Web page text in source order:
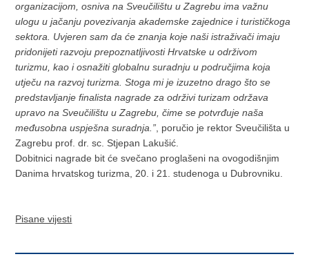
organizacijom, osniva na Sveučilištu u Zagrebu ima važnu
ulogu u jačanju povezivanja akademske zajednice i turističkoga
sektora. Uvjeren sam da će znanja koje naši istraživači imaju
pridonijeti razvoju prepoznatljivosti Hrvatske u održivom
turizmu, kao i osnažiti globalnu suradnju u područjima koja
utječu na razvoj turizma. Stoga mi je izuzetno drago što se
predstavljanje finalista nagrade za održivi turizam održava
upravo na Sveučilištu u Zagrebu, čime se potvrđuje naša
međusobna uspješna suradnja.”, poručio je rektor Sveučilišta u
Zagrebu prof. dr. sc. Stjepan Lakušić.
Dobitnici nagrade bit će svečano proglašeni na ovogodišnjim
Danima hrvatskog turizma, 20. i 21. studenoga u Dubrovniku.
Pisane vijesti